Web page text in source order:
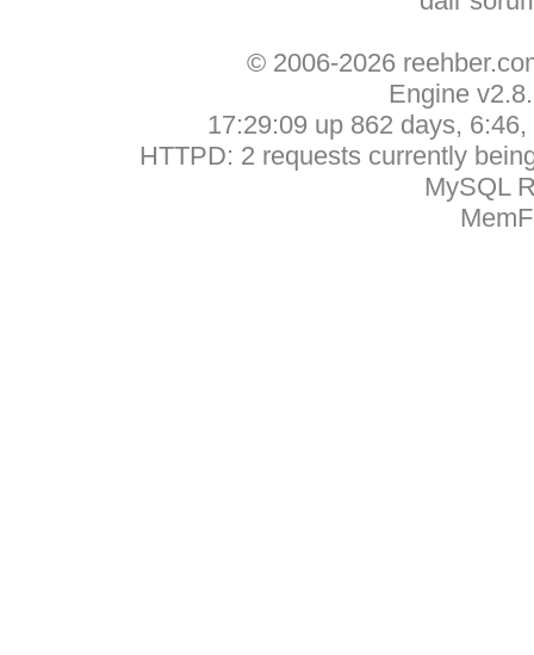
© 2006-2026
Engine
17:29:09 up 862 days,
HTTPD: 2 requests currently
MySQL